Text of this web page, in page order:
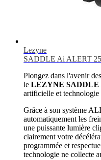
Lezyne
SADDLE Ai ALERT
Plongez dans l'avenir
le LEZYNE SADDLE
artificielle et technologie
Grâce à son système
automatiquement les
une puissante lumière
clairement votre
programmée et
technologie ne collecte